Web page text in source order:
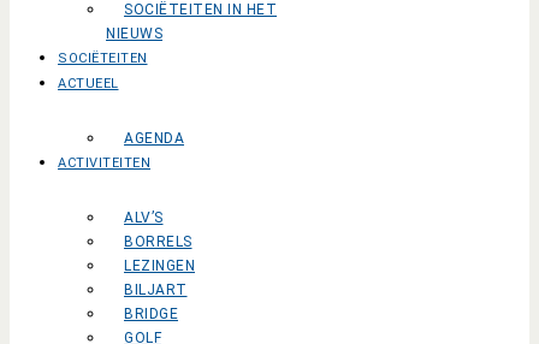
SOCIËTEITEN IN HET
NIEUWS
SOCIËTEITEN
ACTUEEL
AGENDA
ACTIVITEITEN
ALV’S
BORRELS
LEZINGEN
BILJART
BRIDGE
GOLF